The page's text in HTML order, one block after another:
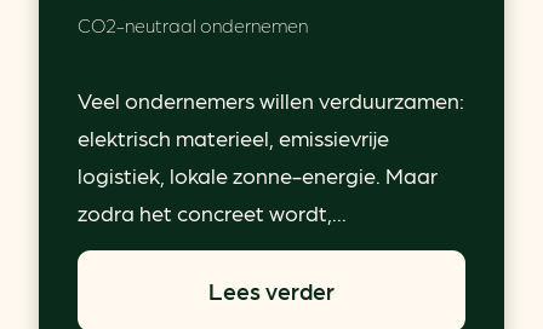
CO2-neutraal ondernemen
Veel ondernemers willen verduurzamen:
elektrisch materieel, emissievrije
logistiek, lokale zonne-energie. Maar
zodra het concreet wordt,...
Lees verder